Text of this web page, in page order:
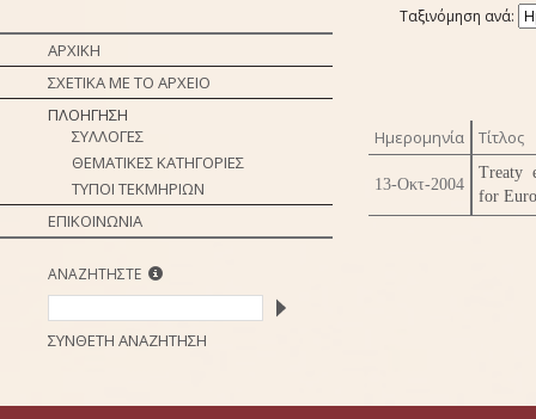
ΑΡΧΙΚΗ
ΣΧΕΤΙΚΑ ΜΕ ΤΟ ΑΡΧΕΙΟ
ΠΛΟΗΓΗΣΗ
ΣΥΛΛΟΓΕΣ
ΘΕΜΑΤΙΚΕΣ ΚΑΤΗΓΟΡΙΕΣ
ΤΥΠΟΙ ΤΕΚΜΗΡΙΩΝ
ΕΠΙΚΟΙΝΩΝΙΑ
ΑΝΑΖΗΤΗΣΤΕ
ΣΥΝΘΕΤΗ ΑΝΑΖΗΤΗΣΗ
Ταξινόμηση ανά:
Ημερομηνία Τίτλος
13-Οκτ-2004
Treaty
for